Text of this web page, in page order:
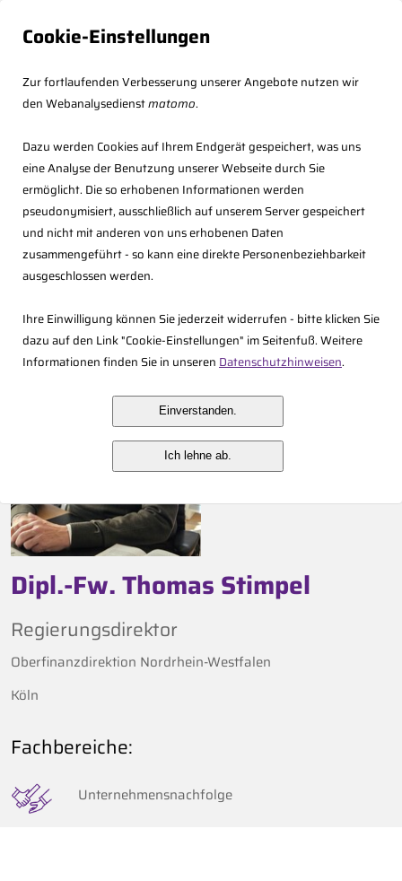
Cookie-Einstellungen
Zur fortlaufenden Verbesserung unserer Angebote nutzen wir
den Webanalysedienstmatomo.
Dazu werden Cookies auf Ihrem Endgerät gespeichert, was uns
eine Analyse der Benutzung unserer Webseite durch Sie
ermöglicht. Die so erhobenen Informationen werden
pseudonymisiert, ausschließlich auf unserem Server gespeichert
und nicht mit anderen von uns erhobenen Daten
zusammengeführt - so kann eine direkte Personenbeziehbarkeit
ausgeschlossen werden.
Ihre Einwilligung können Sie jederzeit widerrufen - bitte klicken Sie
dazu auf den Link "Cookie-Einstellungen" im Seitenfuß. Weitere
Informationen finden Sie in unseren Datenschutzhinweisen.
Einverstanden.
Ich lehne ab.
<< Zurück
Dipl.-Fw. Thomas Stimpel
Regierungsdirektor
Oberfinanzdirektion Nordrhein-Westfalen
Köln
Fachbereiche:
Unternehmensnachfolge